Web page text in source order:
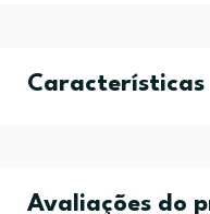
Características
Avaliações do